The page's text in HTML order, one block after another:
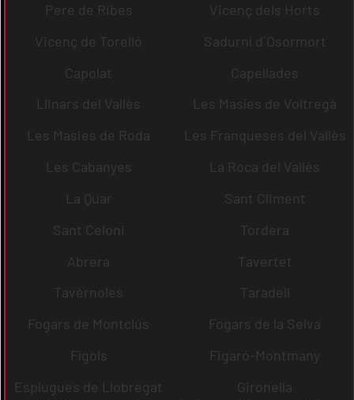
Pere de Ribes
Vicenç dels Horts
Vicenç de Torelló
Sadurní d´Osormort
Capolat
Capellades
Llinars del Vallès
Les Masíes de Voltregà
Les Masies de Roda
Les Franqueses del Vallès
Les Cabanyes
La Roca del Vallès
La Quar
Sant Climent
Sant Celoni
Tordera
Abrera
Tavertet
Tavèrnoles
Taradell
Fogars de Montclús
Fogars de la Selva
Fígols
Figaró-Montmany
Esplugues de Llobregat
Gironella